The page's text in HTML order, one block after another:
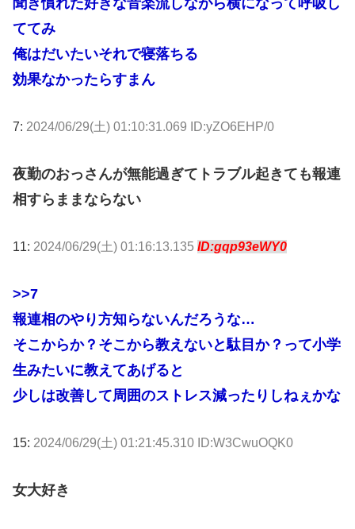
聞き慣れた好きな音楽流しながら横になって呼吸し
ててみ
俺はだいたいそれで寝落ちる
効果なかったらすまん
7: 2024/06/29(土) 01:10:31.069 ID:yZO6EHP/0
夜勤のおっさんが無能過ぎてトラブル起きても報連
相すらままならない
11: 2024/06/29(土) 01:16:13.135 ID:gqp93eWY0
>>7
報連相のやり方知らないんだろうな…
そこからか？そこから教えないと駄目か？って小学
生みたいに教えてあげると
少しは改善して周囲のストレス減ったりしねぇかな
15: 2024/06/29(土) 01:21:45.310 ID:W3CwuOQK0
女大好き